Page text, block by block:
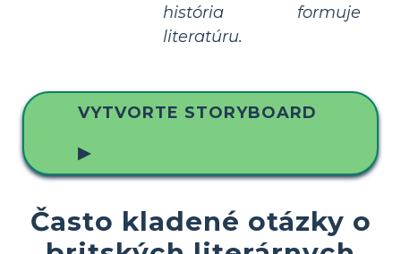
história formuje
literatúru.
VYTVORTE STORYBOARD
▶
Často kladené otázky o